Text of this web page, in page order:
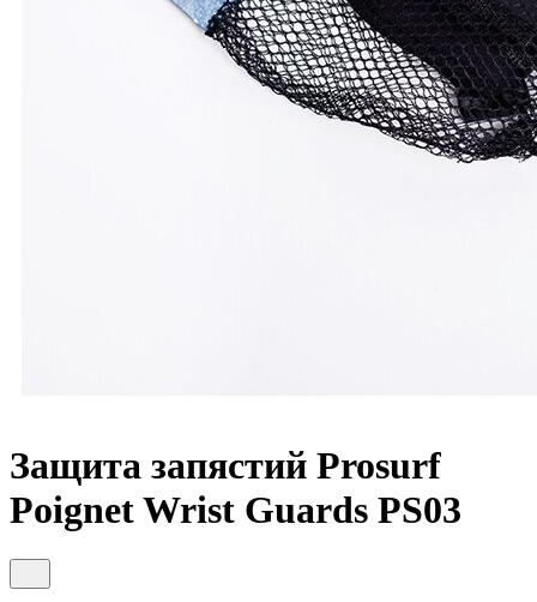
Защита запястий Prosurf
Poignet Wrist Guards PS03